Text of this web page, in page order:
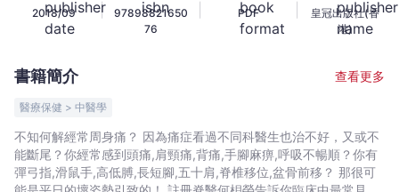
30
個
易
被
2018/09 |
97898821650
76
PDF
皇冠出版社(香
港)
書籍簡介 查看更多
醫療保健 > 中醫學
不知何解經常周身痛？ 因為痛症看過不同科醫生也治不好，又或不
能斷尾？你經常感到頭痛,肩頸痛,背痛,手腳麻痹,呼吸不暢順？你有
彈弓指,滑鼠手,高低膊,長短腳,五十肩,脊椎移位,盆骨前移？ 那很可